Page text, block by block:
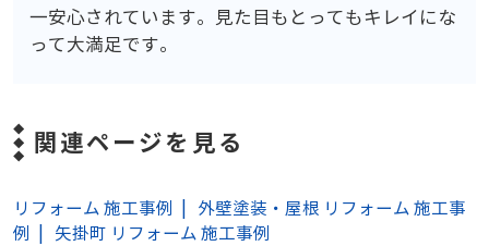
一安心されています。見た目もとってもキレイにな
って大満足です。
関連ページを見る
リフォーム 施工事例
外壁塗装・屋根 リフォーム 施工事
例
矢掛町 リフォーム 施工事例